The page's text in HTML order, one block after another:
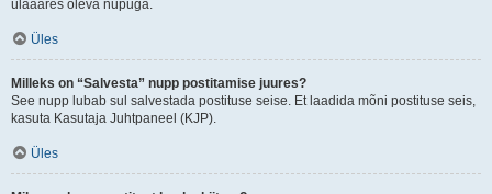
ülaääres oleva nupuga.
Üles
Milleks on “Salvesta” nupp postitamise juures?
See nupp lubab sul salvestada postituse seise. Et laadida mõni postituse seis,
kasuta Kasutaja Juhtpaneel (KJP).
Üles